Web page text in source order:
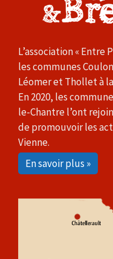
L’association « Entre
les communes
Léomer et Thollet à
En 2020, les
le-Chantre l’ont
de promouvoir les
Vienne.
En savoir plus »